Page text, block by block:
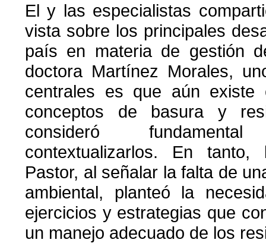
El y las especialistas
vista sobre los principales
país en materia de gestión
doctora Martínez Morales,
centrales es que aún existe
conceptos de basura y
consideró
contextualizarlos. En
Pastor, al señalar la falta de
ambiental, planteó la
ejercicios y estrategias que
un manejo adecuado de los